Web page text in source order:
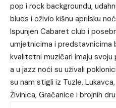
pop i rock backgroundu,
blues i oživio kišnu aprilsku
Ispunjen Cabaret club i
umjetnicima i predstavnicima
kvalitetni muzičari imaju svoju
a u jazz noći su uživali
su nam stigli iz Tuzle,
Živinica, Gračanice i brojnih